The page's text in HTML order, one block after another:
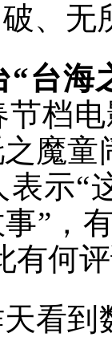
、无
“台海
节档
魔
示“
”，
有何
看到